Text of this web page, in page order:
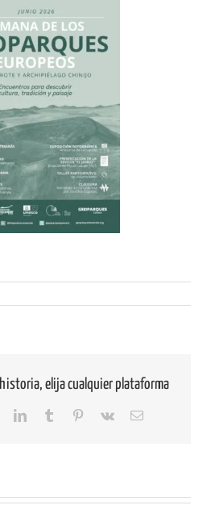
elija cualquier plataforma
LinkedInTumblr Pinterest
Vk
Correo